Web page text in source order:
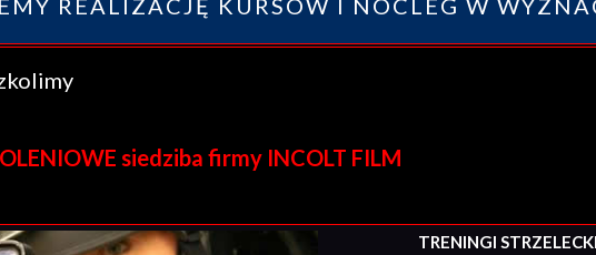
REALIZACJĘ KURSÓW I NOCLEG W
siedziba firmy INCOLT FILM
TRENINGI STRZELECKIE